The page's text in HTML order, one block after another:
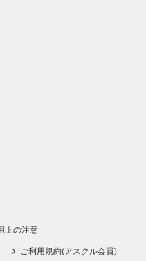
上の注意
ご利用規約(アスクル会員)